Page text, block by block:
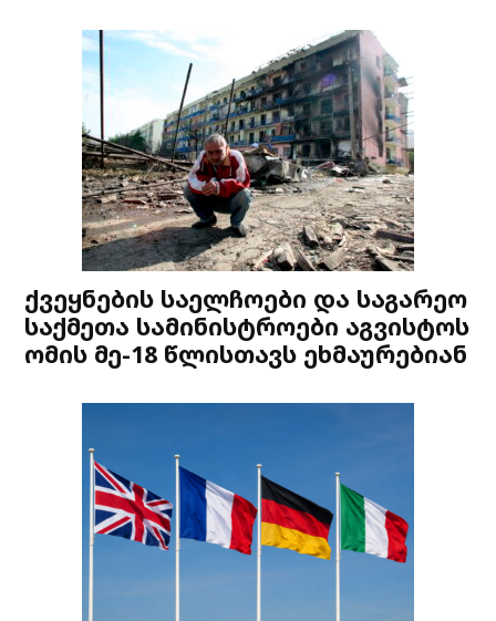
ქვეყნების საელჩოები და საგარეო
საქმეთა სამინისტროები აგვისტოს
ომის მე-18 წლისთავს ეხმაურებიან